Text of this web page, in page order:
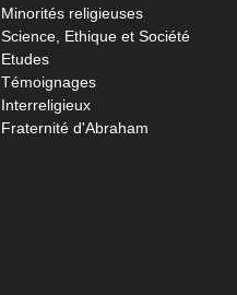
Minorités religieuses
Science, Ethique et Société
Etudes
Témoignages
Interreligieux
Fraternité d'Abraham